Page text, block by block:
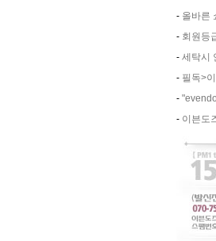
- 올바른
- 회원등
- 세탁시
- 필독>
-
- 이븐도